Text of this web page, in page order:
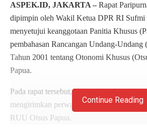
ASPEK.ID, JAKARTA – Rapat
dipimpin oleh Wakil Ketua DPR RI Sufmi
menyetujui keanggotaan Panitia Khusus
pembahasan Rancangan Undang-
Tahun 2001 tentang Otonomi Khusus
Papua.
Pada rapat tersebut, sembilan Fraksi yang
mengirimkan perwakilannya untuk
RUU Otsus Papua.
Continue Reading